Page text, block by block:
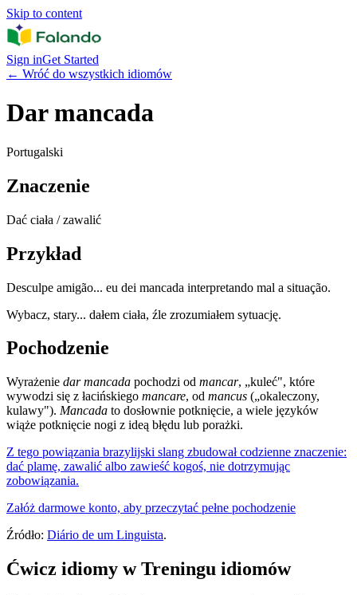
Skip to content
Sign inGet Started
← Wróć do wszystkich idiomów
Dar mancada
Portugalski
Znaczenie
Dać ciała / zawalić
Przykład
Desculpe amigão... eu dei mancada interpretando mal a situação.
Wybacz, stary... dałem ciała, źle zrozumiałem sytuację.
Pochodzenie
Wyrażenie dar mancada pochodzi od mancar, „kuleć", które
wywodzi się z łacińskiego mancare, od mancus („okaleczony,
kulawy"). Mancada to dosłownie potknięcie, a wiele języków
wiąże potknięcie nogi z ideą błędu lub porażki.
Z tego powiązania brazylijski slang zbudował codzienne znaczenie:
dać plamę, zawalić albo zawieść kogoś, nie dotrzymując
zobowiązania.
Załóż darmowe konto, aby przeczytać pełne pochodzenie
Źródło: Diário de um Linguista.
Ćwicz idiomy w Treningu idiomów